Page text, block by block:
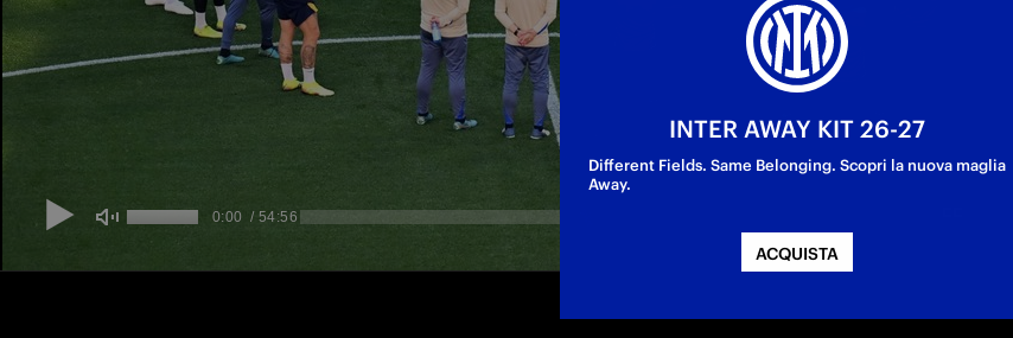
INTER AWAY KIT 26-27
Different Fields. Same Belonging. Scopri la nuova maglia
Away.
ACQUISTA